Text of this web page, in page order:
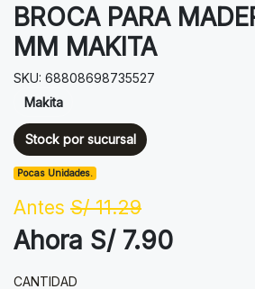
BROCA PARA
MM MAKITA
SKU: 68808698735527
Makita
Stock por sucursal
Pocas Unidades.
Antes S/ 11.29
Ahora S/ 7.90
CANTIDAD